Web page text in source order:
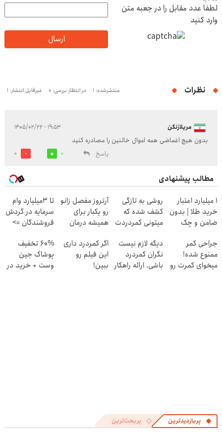
لطفا عدد مقابل را در جعبه متن
وارد کنید
ارسال
نظرات منتشرشده: 1 در انتظار بررسی: 0 غیرقابل انتشار: 1
مریلازنگن ۱۹:۵۳ - ۱۴۰۵/۰۲/۲۲
بدون هیچ اغماضی همه اموال خائنین را مصادره کنید
پاسخ
0
0
مطالب پیشنهادی
۱ میلیارد اعتبار
خرید طلا | بدون
ضامن و چک
روشی به تازگی
کشف شده که
میتونی کمردردت
درمان کنی!
آرتروز مفصل زانو
رو یکبار برای
همیشه درمان
◗پرسش‌نامه◖
تا 3میلیارد وام
سرمایه در گردش
فروشندگان =>
ثبت کن
جراحی کمر
ممنوع شده!
میخوای کمرت رو
دیگه لازم نیست
نگران کمردرد
باشی. ارائه راهکار
اگر کمردرد داری
این فیلم رو
ببین!
60% تخفیف
پوشاک جین
وست + خرید در
پربازدیدترین پربحث‌ترین